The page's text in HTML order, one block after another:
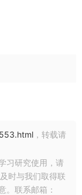
，转载请
习研究使用，请
时与我们取得联
。联系邮箱：